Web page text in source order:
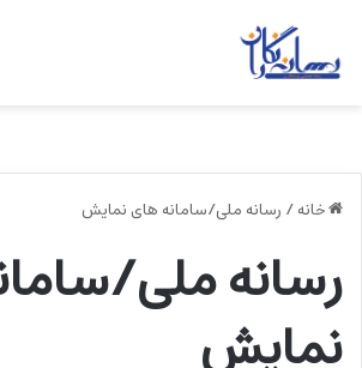
خانه/ رسانه ملی/سامانه های نمایش
رسانه ملی/
نمایش